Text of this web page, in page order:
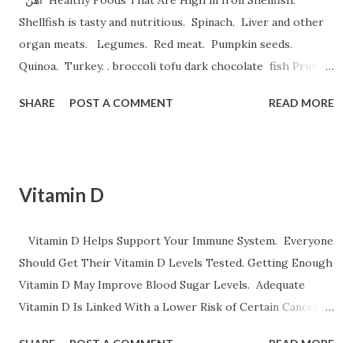
Shellfish is tasty and nutritious. Spinach. Liver and other
organ meats. Legumes. Red meat. Pumpkin seeds.
Quinoa. Turkey. . broccoli tofu dark chocolate fish Prune
Spinach, Cashew Coconut and Raspberry Smoothie. و
سیب موز و انار عدس سیب زمینی برشته و نان پسته بادام وبادام
درد سرگیجه تند زدن قلب و تنگی نفس است ورزش سنگین
حاملگی باعث کم خونی می شود
SHARE POST A COMMENT READ MORE
Vitamin D
Vitamin D Helps Support Your Immune System. Everyone
Should Get Their Vitamin D Levels Tested. Getting Enough
Vitamin D May Improve Blood Sugar Levels. Adequate
Vitamin D Is Linked With a Lower Risk of Certain Cancers.